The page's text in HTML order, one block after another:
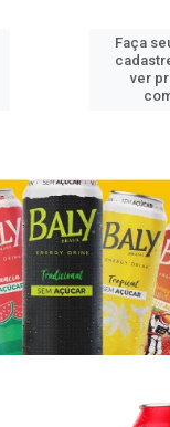
Faça
ver